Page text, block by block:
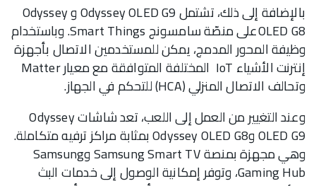
بالإضافة إلى ذلك، تشتمل Odyssey OLED G9 و Odyssey
OLED G8على منصّة سامسونج Smart Things. وباستخدام
وظيفة المحور المدمج، يمكن للمستخدمين الاتصال بأجهزة
إنترنت الأشياء IoT المختلفة المتوافقة مع معيار Matter
وتحالف الاتصال المنزلي (HCA) للتحكم في الجهاز.
وعند التغيير من العمل إلى اللعب، تعد شاشات Odyssey
OLED G9 وOdyssey OLED G8 بمثابة مراكز ترفيه متكاملة.
وهي مجهزة بمنصة Samsung Smart TV وSamsung
Gaming Hub، وتوفر إمكانية الوصول إلى خدمات البث